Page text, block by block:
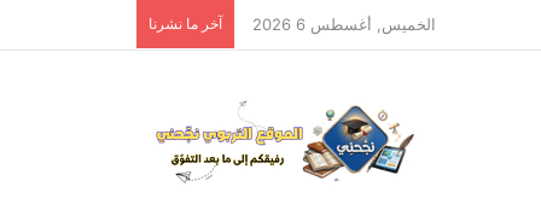
الخميس, أغسطس 6 2026 آخر ما نشرنا